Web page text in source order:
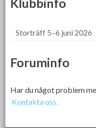
Storträff 5–6 juni 2026
Foruminfo
Har du något problem
Kontakta oss.